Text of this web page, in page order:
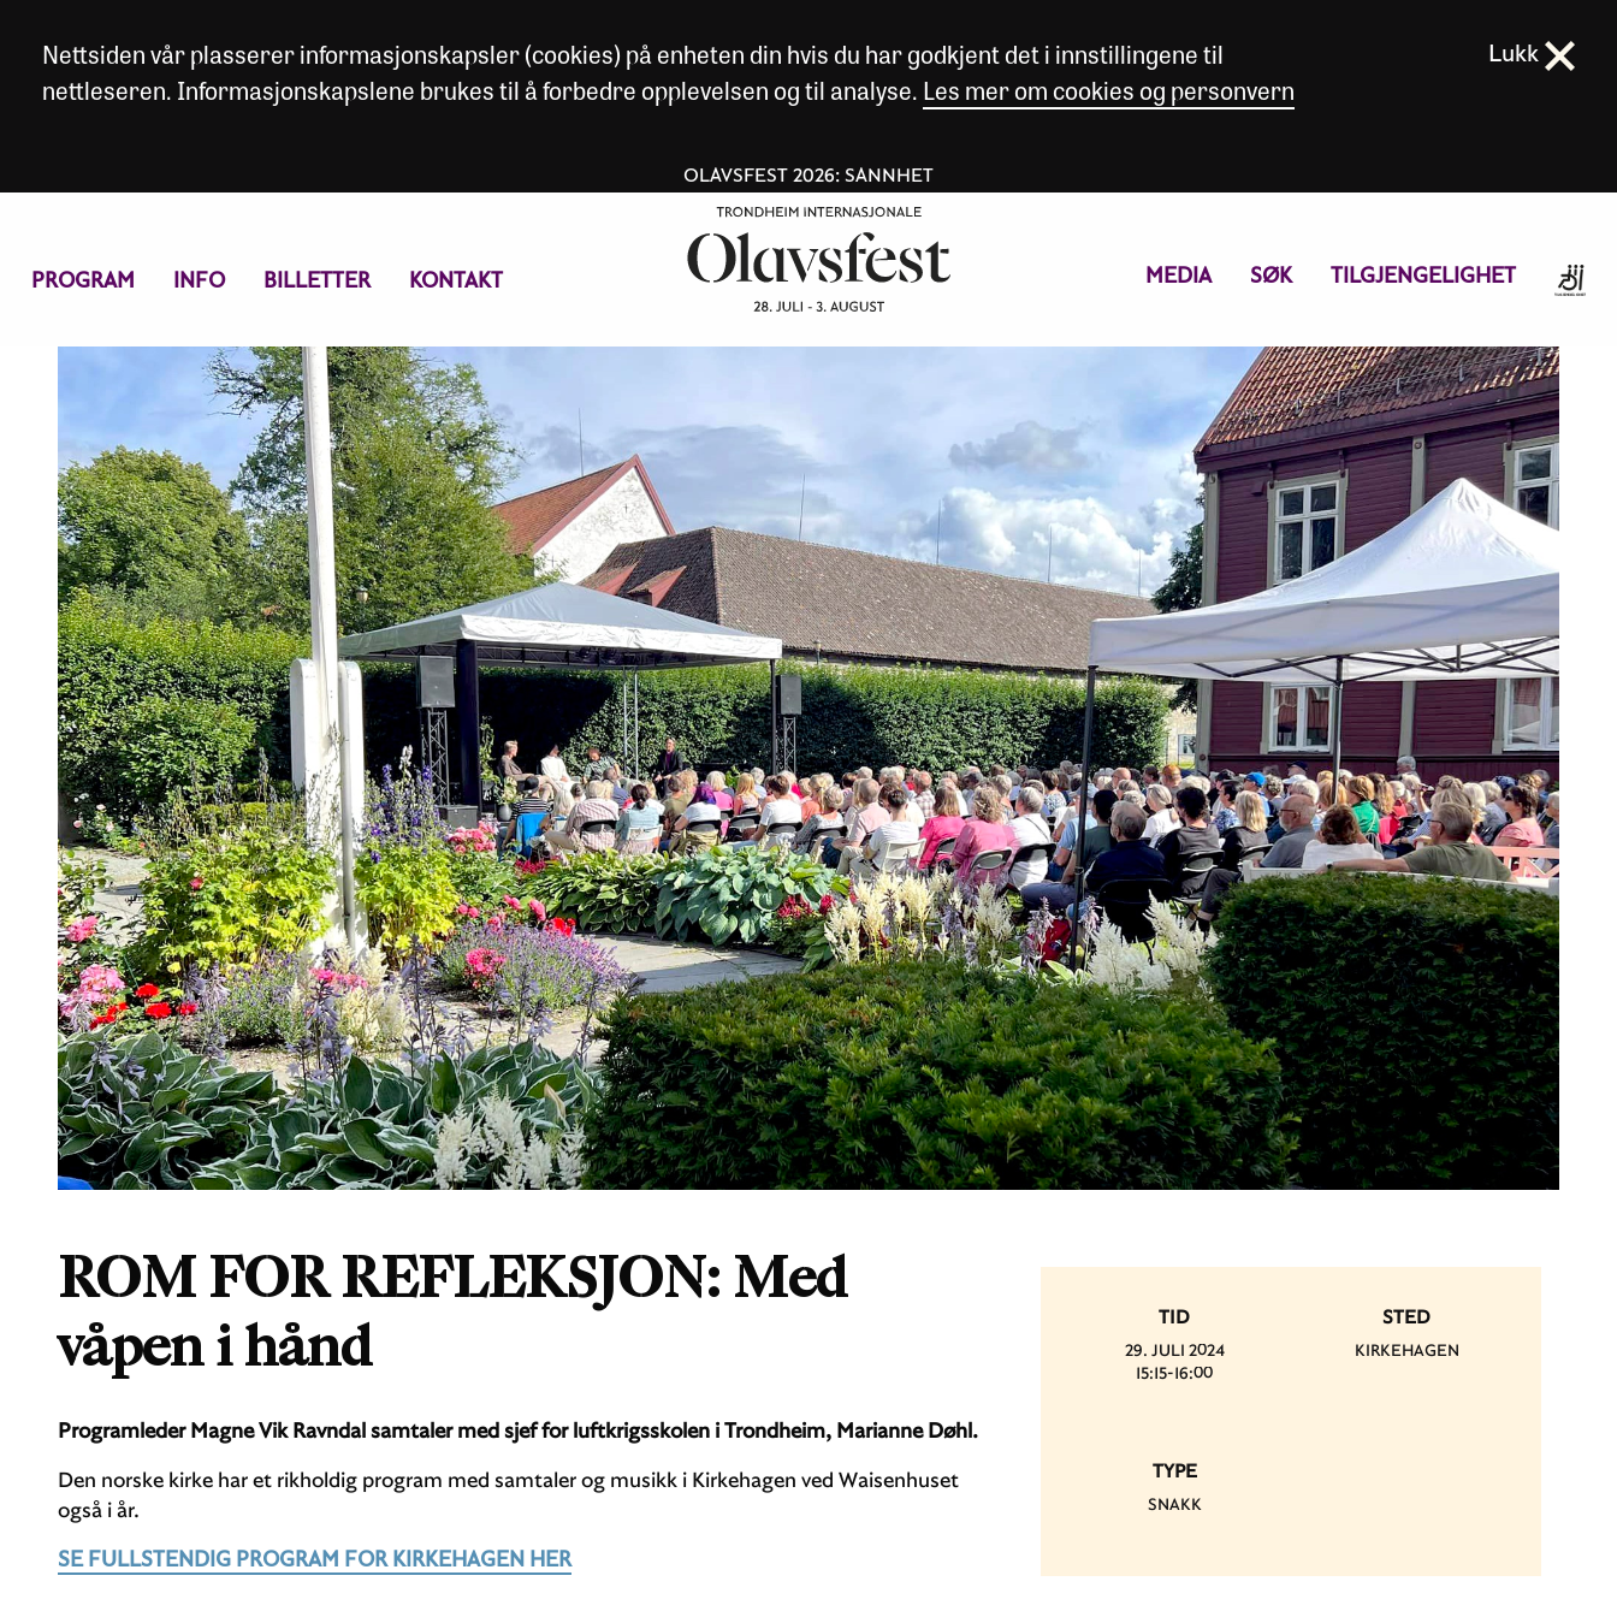
Nettsiden vår plasserer informasjonskapsler (cookies) på enheten din hvis du har godkjent det i innstillingene til
nettleseren. Informasjonskapslene brukes til å forbedre opplevelsen og til analyse. Les mer om cookies og personvern
Lukk
OLAVSFEST 2026: SANNHET
PROGRAM INFO BILLETTER KONTAKT MEDIA SØK TILGJENGELIGHET
ROM FOR REFLEKSJON: Med
våpen i hånd
Programleder Magne Vik Ravndal samtaler med sjef for luftkrigsskolen i Trondheim, Marianne Døhl.
Den norske kirke har et rikholdig program med samtaler og musikk i Kirkehagen ved Waisenhuset
også i år.
SE FULLSTENDIG PROGRAM FOR KIRKEHAGEN HER
TID
29. JULI 2024
15:15-16:00
STED
KIRKEHAGEN
TYPE
SNAKK